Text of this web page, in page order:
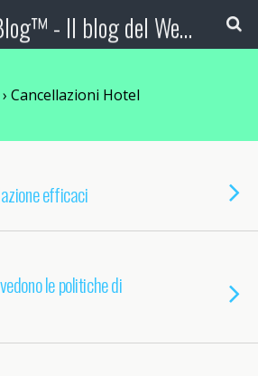
Booking Blog™ - Il blog del Web Marketing Turistico
Cancellazioni Hotel
efficaci
le politiche di